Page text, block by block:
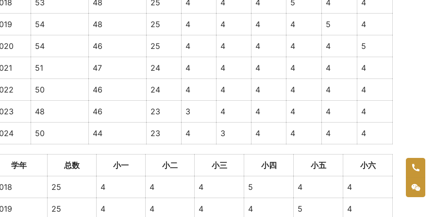
53 48 25 4 4 4 5 4 4
54 48 25 4 4 4 4 5 4
54 46 25 4 4 4 4 4 5
51 47 24 4 4 4 4 4 4
50 46 24 4 4 4 4 4 4
48 46 23 3 4 4 4 4 4
50 44 23 4 3 4 4 4 4
学年 总数 小一 小二 小三 小四 小五 小六
25 4 4 4 5 4 4
25 4 4 4 4 5 4